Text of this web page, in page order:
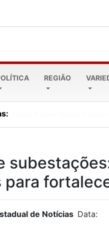
REGIÃO
para
de Notícias Data: